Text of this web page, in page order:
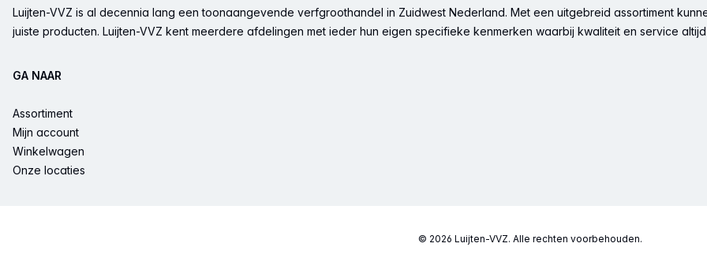
Luijten-VVZ is al decennia lang een toonaangevende verfgroothandel in Zuidwest Nederland. Met een uitgebreid assortiment
juiste producten. Luijten-VVZ kent meerdere afdelingen met ieder hun eigen specifieke kenmerken waarbij kwaliteit en service
GA NAAR
Assortiment
Mijn account
Winkelwagen
Onze locaties
© 2026 Luijten-VVZ. Alle rechten voorbehouden.